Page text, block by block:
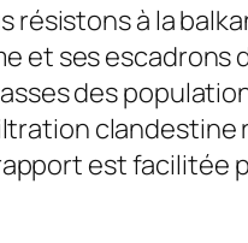
à la
et ses
des
est facilitée